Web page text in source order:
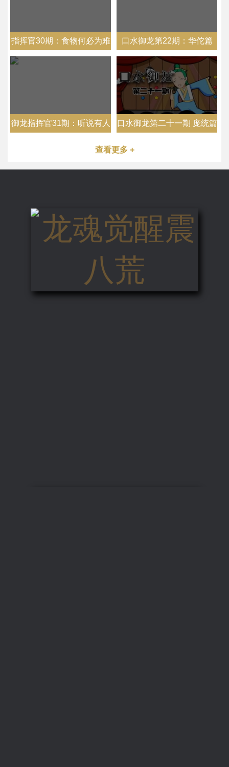
指挥官30期：食物何必为难
食物？
口水御龙第22期：华佗篇
御龙指挥官31期：听说有人 口水御龙第二十一期 庞统篇
查看更多 +